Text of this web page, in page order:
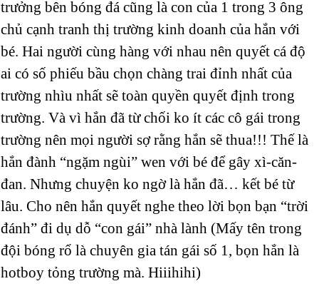
trưởng bên bóng đá cũng là con của 1 trong 3 ông
chủ cạnh tranh thị trường kinh doanh của hắn với
bé. Hai người cùng hàng với nhau nên quyết cá độ
ai có số phiếu bầu chọn chàng trai đỉnh nhất của
trường nhìu nhất sẽ toàn quyền quyết định trong
trường. Và vì hắn đã từ chối ko ít các cô gái trong
trường nên mọi người sợ rằng hắn sẽ thua!!! Thế là
hắn đành “ngặm ngùi” wen với bé để gây xì-căn-
đan. Nhưng chuyện ko ngờ là hắn đã… kết bé từ
lâu. Cho nên hắn quyết nghe theo lời bọn bạn “trời
đánh” đi dụ dỗ “con gái” nhà lành (Mấy tên trong
đội bóng rổ là chuyên gia tán gái số 1, bọn hắn là
hotboy tỏng trường mà. Hiiihihi)